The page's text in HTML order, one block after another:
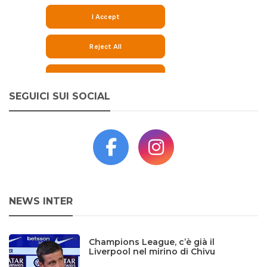
SEGUICI SUI SOCIAL
NEWS INTER
Champions League, c’è già il
Liverpool nel mirino di Chivu